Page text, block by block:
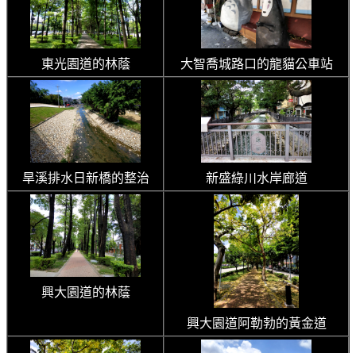
東光園道的林蔭 大智喬城路口的龍貓公車站
旱溪排水日新橋的整治 新盛綠川水岸廊道
興大園道的林蔭
興大園道阿勒勃的黃金道